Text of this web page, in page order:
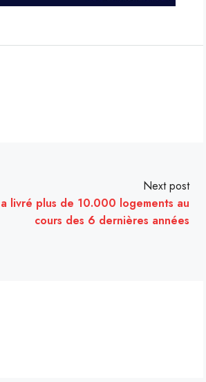
Next post
livré plus de 10.000 logements au
cours des 6 dernières années